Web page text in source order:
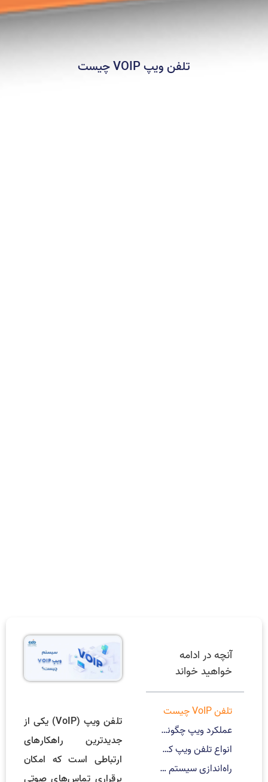
تلفن ویپ VOIP چیست
آنچه در ادامه
خواهید خواند
تلفن VoIP چیست
عملکرد ویپ چگونه است؟
انواع تلفن ویپ کدامند؟
راه‌اندازی سیستم ویپ
تلفن ویپ (VoIP) یکی از
جدیدترین راهکارهای
ارتباطی است که امکان